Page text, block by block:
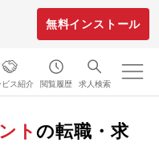
無料インストール
ビス紹介 閲覧履歴 求人検索
トの転職・求